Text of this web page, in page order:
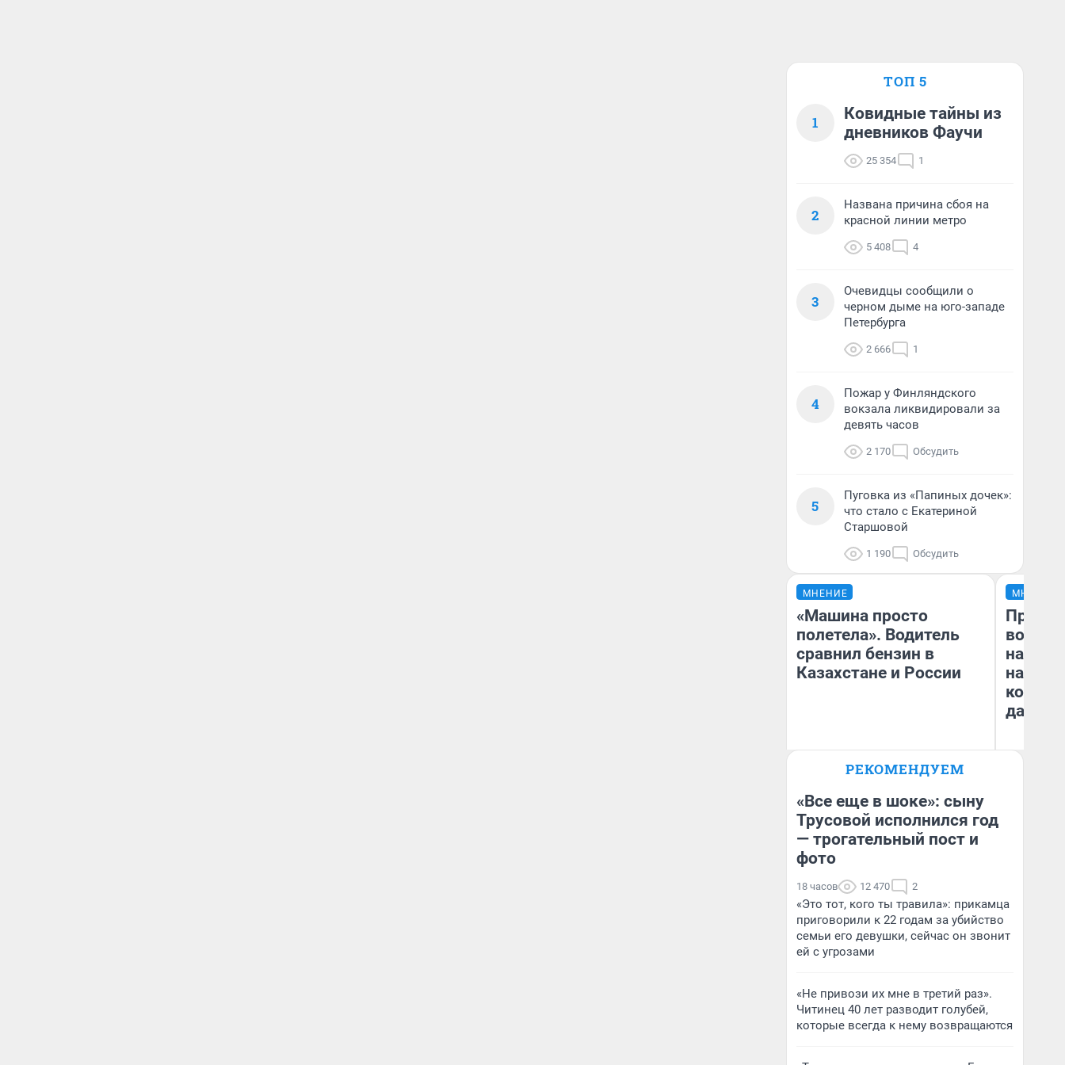
ТОП 5
1
Ковидные тайны из
дневников Фаучи
25 354 1
2
Названа причина сбоя на
красной линии метро
5 408 4
3
Очевидцы сообщили о
черном дыме на юго-западе
Петербурга
2 666 1
4
Пожар у Финляндского
вокзала ликвидировали за
девять часов
2 170 Обсудить
5
Пуговка из «Папиных дочек»:
что стало с Екатериной
Старшовой
1 190 Обсудить
МНЕНИЕ
«Машина просто
полетела». Водитель
сравнил бензин в
Казахстане и России
Анатолий Кузнецов
МНЕНИЕ
нам
даже
РЕКОМЕНДУЕМ
«Все еще в шоке»: сыну
Трусовой исполнился год
— трогательный пост и
фото
18 часов 12 470 2
«Это тот, кого ты травила»: прикамца
приговорили к 22 годам за убийство
семьи его девушки, сейчас он звонит
ей с угрозами
«Не привози их мне в третий раз».
Читинец 40 лет разводит голубей,
которые всегда к нему возвращаются